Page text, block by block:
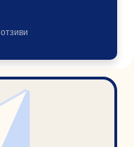
отзиви